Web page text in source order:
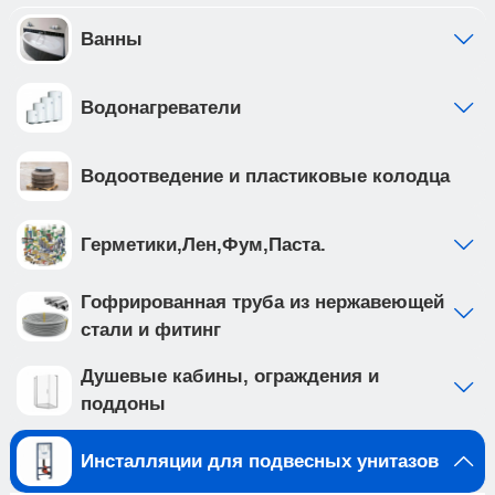
из высокопрочной стали с антикоррозийным
покрытием, что обеспечивает надежность и
Создайте идеальную ванную комнату с
подвесной унитаз BURGOS ALTO (арт.
IB.BRA.231.1B1) и клавишу смыва INOX-R цвета
IB.B015.02). Подвесной унитаз с безободковой
системой смыва выполнен из белого фарфора,
и имеет такие особенности как:_x000D_ •
отсутствие ободка не мешает потоку воды и не
_x000D_ • чаша с технологией антивсплеск
минимизирует возможность брызг и
обеспечивает комфорт во время
использования_x000D_ • наноглазированное
антибактериальное покрытие унитаза
Ванны
Водонагреватели
Водоотведение и пластиковые колодца
Герметики,Лен,Фум,Паста.
Гофрированная труба из нержавеющей
стали и фитинг
Душевые кабины, ограждения и
поддоны
Инсталляции для подвесных унитазов